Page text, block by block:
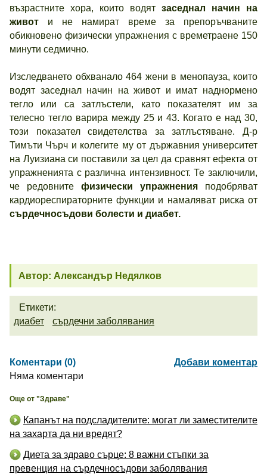
възрастните хора, които водят заседнал начин на
живот и не намират време за препоръчваните
обикновено физически упражнения с времетраене 150
минути седмично.
Изследването обхванало 464 жени в менопауза, които
водят заседнал начин на живот и имат наднормено
тегло или са затлъстели, като показателят им за
телесно тегло варира между 25 и 43. Когато е над 30,
този показател свидетелства за затлъстяване. Д-р
Тимъти Чърч и колегите му от държавния университет
на Луизиана си поставили за цел да сравнят ефекта от
упражненията с различна интензивност. Те заключили,
че редовните физически упражнения подобряват
кардиореспираторните функции и намаляват риска от
сърдечносъдови болести и диабет.
Автор: Александър Недялков
Етикети:
диабет
сърдечни заболявания
Коментари (0)
Добави коментар
Няма коментари
Още от "Здраве"
Капанът на подсладителите: могат ли заместителите
на захарта да ни вредят?
Диета за здраво сърце: 8 важни стъпки за
превенция на сърдечносъдови заболявания